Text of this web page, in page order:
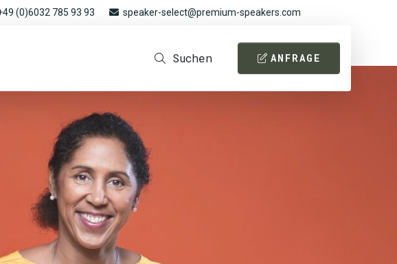
(0)6032 785 93 93 speaker-select@premium-speakers.com
Suchen ANFRAGE